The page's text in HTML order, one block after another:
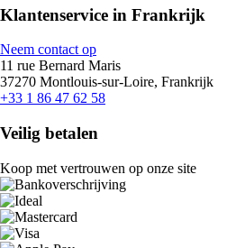
Klantenservice in Frankrijk
Neem contact op
11 rue Bernard Maris
37270 Montlouis-sur-Loire, Frankrijk
+33 1 86 47 62 58
Veilig betalen
Koop met vertrouwen op onze site